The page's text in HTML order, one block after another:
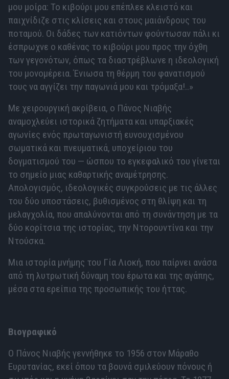
μου μοίρα: Το κιβούρι μου επέπλεε κλειστό και
παιχνίδιζε στις κλίσεις και στους μαιάνδρους του
ποταμού. Οι δάδες των κατιόντων φούντωσαν πάλι κι
έσπρωχνε ο καθένας το κιβούρι μου προς την όχθη
των γεγονότων, όπως τα διαστρέβλωνε η ιδεολογική
του μονομέρεια. Ένιωσα τη θέρμη του φανατισμού
τους να αγγίζει την παγωνιά μου και τρόμαξα!..»
Με χειρουργική ακρίβεια, ο Πάνος Νιαβής
αναμοχλεύει ιστορικά ζητήματα και υπαρξιακές
αγωνίες ενός πρωταγωνιστή ευνουχισμένου
σωματικά και πνευματικά, υποχείριου του
δογματισμού του — ώσπου το εγκεφαλικό του γίνεται
το σημείο μιας καθαρτικής αναμέτρησης.
Απολογισμός, ιδεολογικές συγκρούσεις με τις άλλες
του δύο υποστάσεις, βυθισμένος στη θλίψη και τη
μελαγχολία, που απαλύνονται από τη συνάντηση με τα
δύο κορίτσια της ιστορίας, την Ντορουντίνα και την
Ντούσκα.
Μια ιστορία μνήμης του Γία Λιοκή, που παίρνει ανάσα
από τη λυτρωτική δύναμη του έρωτα και της αγάπης,
μέσα στα ερείπια της προσωπικής του ήττας.
Βιογραφικό
Ο Πάνος Νιαβής γεννήθηκε το 1956 στον Μάραθο
Ευρυτανίας, εκεί όπου τα βουνά σμιλεύουν πόνους ή